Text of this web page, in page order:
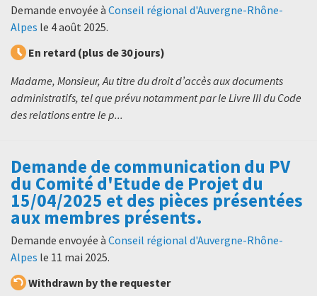
Demande envoyée à Conseil régional d'Auvergne-Rhône-
Alpes le 4 août 2025.
En retard (plus de 30 jours)
Madame, Monsieur, Au titre du droit d’accès aux documents
administratifs, tel que prévu notamment par le Livre III du Code
des relations entre le p...
Demande de communication du PV
du Comité d'Etude de Projet du
15/04/2025 et des pièces présentées
aux membres présents.
Demande envoyée à Conseil régional d'Auvergne-Rhône-
Alpes le 11 mai 2025.
Withdrawn by the requester